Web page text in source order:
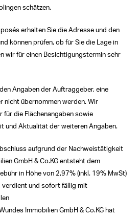
schätzen.
erhalten Sie die Adresse und den
können prüfen, ob für Sie die Lage in
wir für einen Besichtigungstermin sehr
Angaben der Auftraggeber, eine
nicht übernommen werden. Wir
für die Flächenangaben sowie
und Aktualität der weiteren Angaben.
aufgrund der Nachweistätigkeit
GmbH & Co.KG entsteht dem
in Höhe von 2,97% (inkl. 19% MwSt)
verdient und sofort fällig mit
Immobilien GmbH & Co.KG hat